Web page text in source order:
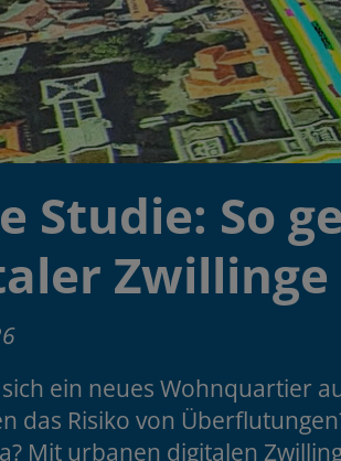
Studie: So
ein neues Wohnquartier
das Risiko von
Mit urbanen digitalen